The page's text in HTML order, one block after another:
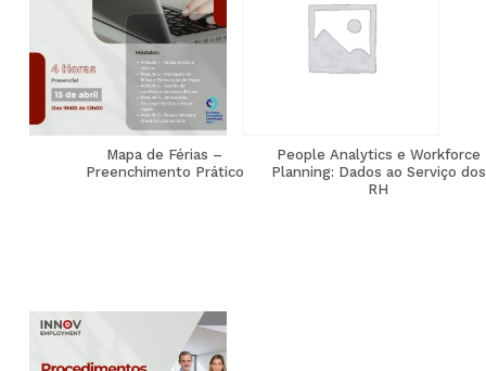
Mapa de Férias –
Preenchimento Prático
People Analytics e Workforce
Planning: Dados ao Serviço dos
RH